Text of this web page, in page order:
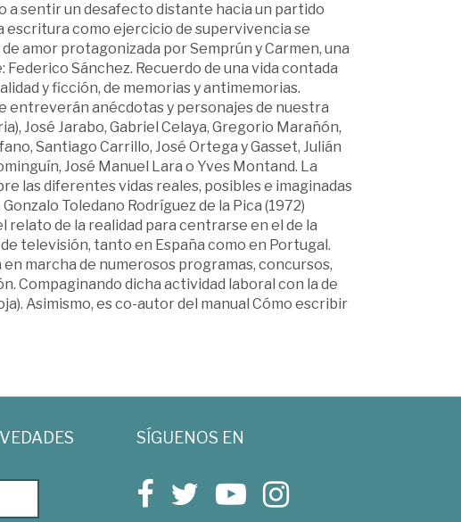
a sentir un desafecto distante hacia un partido
escritura como ejercicio de supervivencia se
amor protagonizada por Semprún y Carmen, una
Sánchez. Recuerdo de una vida contada
y ficción, de memorias y antimemorias.
entreverán anécdotas y personajes de nuestra
José Jarabo, Gabriel Celaya, Gregorio Marañón,
Santiago Carrillo, José Ortega y Gasset, Julián
José Manuel Lara o Yves Montand. La
las diferentes vidas reales, posibles e imaginadas
Toledano Rodríguez de la Pica (1972)
relato de la realidad para centrarse en el de la
televisión, tanto en España como en Portugal.
marcha de numerosos programas, concursos,
Compaginando dicha actividad laboral con la de
Asimismo, es co-autor del manual Cómo escribir
SÍGUENOS EN